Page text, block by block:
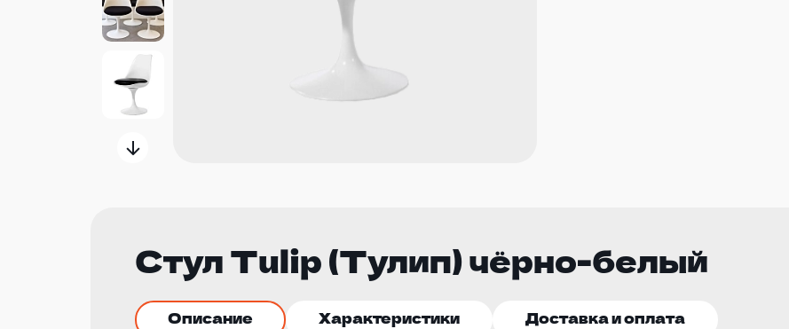
Стул Tulip (Тулип) чёрно-белый
Описание Характеристики Доставка и оплата